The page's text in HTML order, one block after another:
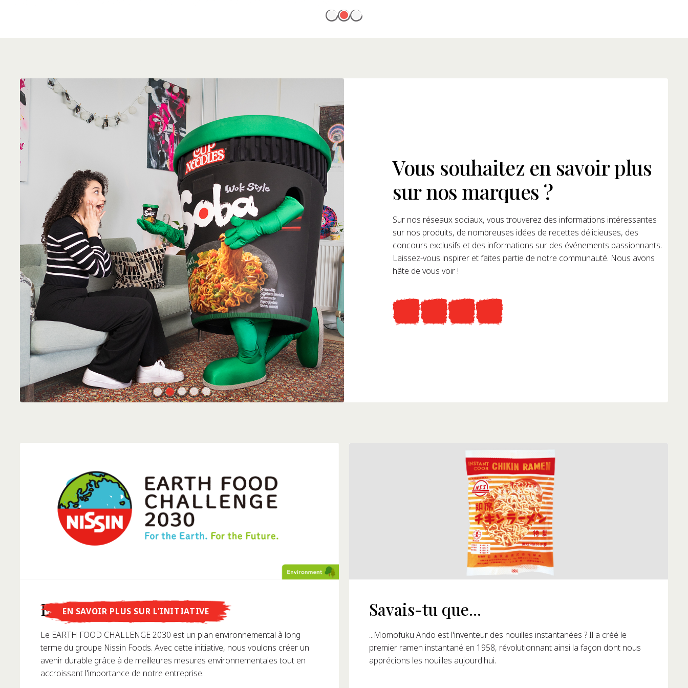
Vous souhaitez en savoir plus
sur nos marques ?
Sur nos réseaux sociaux, vous trouverez des informations intéressantes
sur nos produits, de nombreuses idées de recettes délicieuses, des
concours exclusifs et des informations sur des événements passionnants.
Laissez-vous inspirer et faites partie de notre communauté. Nous avons
hâte de vous voir !
Earth Food Challenge
Le EARTH FOOD CHALLENGE 2030 est un plan environnemental à long
terme du groupe Nissin Foods. Avec cette initiative, nous voulons créer un
avenir durable grâce à de meilleures mesures environnementales tout en
accroissant l'importance de notre entreprise.
EN SAVOIR PLUS SUR L'INITIATIVE
Savais-tu que...
....Nissin Foods GmbH a été fondée en Allemagne en 1993 ?
Savais-tu que...
...Momofuku Ando est l'inventeur des nouilles instantanées ? Il a créé le
premier ramen instantané en 1958, révolutionnant ainsi la façon dont nous
apprécions les nouilles aujourd'hui.